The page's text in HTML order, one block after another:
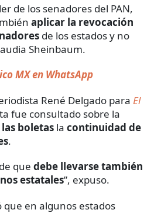
de los senadores del PAN,
aplicar la revocación
de los estados y no
Sheinbaum.
MX en WhatsApp
René Delgado para El
fue consultado sobre la
boletas la continuidad de
.
que debe llevarse también
estatales”, expuso.
en algunos estados